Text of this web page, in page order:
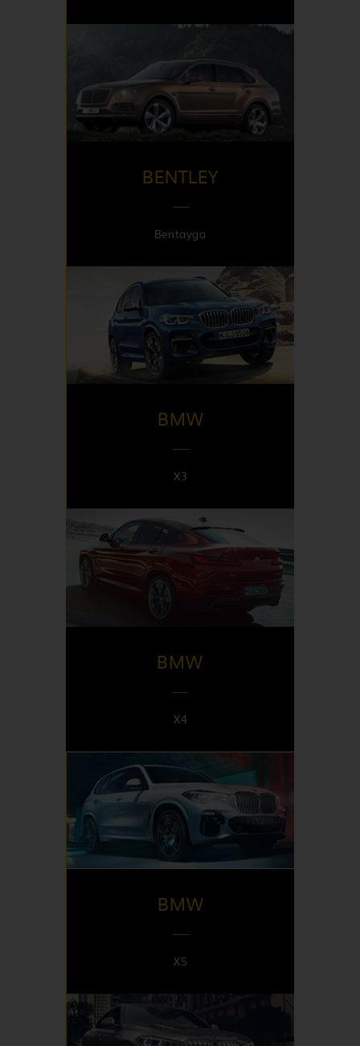
DISPONIBLE EN
France
BENTLEY
Bentayga
DISPONIBLE EN
Italy
BMW
X3
DISPONIBLE EN
Italy
BMW
X4
DISPONIBLE EN
Italy
BMW
X5
DISPONIBLE EN